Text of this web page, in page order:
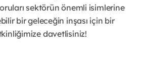
sektörün önemli isimlerine
bir geleceğin inşası için bir
davetlisiniz!